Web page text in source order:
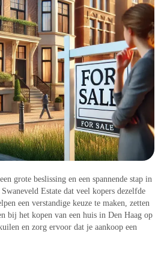
grote beslissing en een spannende stap in
Estate dat veel kopers dezelfde
een verstandige keuze te maken, zetten
bij het kopen van een huis in Den Haag op
en zorg ervoor dat je aankoop een